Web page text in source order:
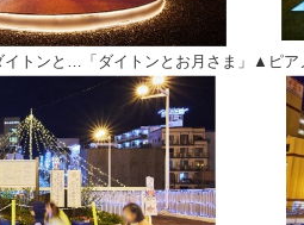
トンと…「ダイトンとお月さま」▲ピア